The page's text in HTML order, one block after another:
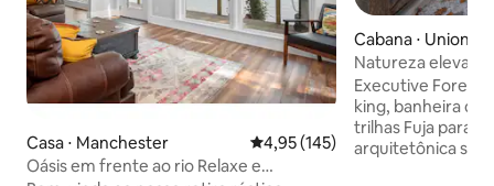
Casa ⋅ Manchester 4,95 de uma avaliação média de
4,95 (145)
Oásis em frente ao rio Relaxe e
Cabana ⋅
Natureza elevada
camas king size
Executive Forest
king, banheira de
trilhas Fuja para
arquitetônica